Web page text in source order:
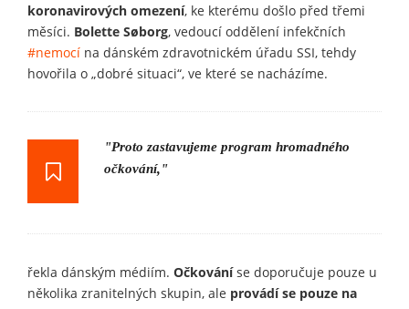
koronavirových omezení, ke kterému došlo před třemi
měsíci. Bolette Søborg, vedoucí oddělení infekčních
#nemocí na dánském zdravotnickém úřadu SSI, tehdy
hovořila o „dobré situaci“, ve které se nacházíme.
"Proto zastavujeme program hromadného
očkování,"
řekla dánským médiím. Očkováníse doporučuje pouze u
několika zranitelných skupin, ale provádí se pouze na